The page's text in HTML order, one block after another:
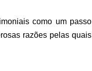
como um passo
razões pelas quais